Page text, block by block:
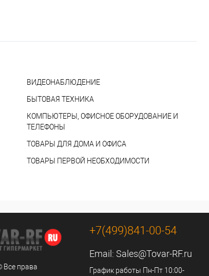
ВИДЕОНАБЛЮДЕНИЕ
БЫТОВАЯ ТЕХНИКА
КОМПЬЮТЕРЫ, ОФИСНОЕ ОБОРУДОВАНИЕ И
ТЕЛЕФОНЫ
ТОВАРЫ ДЛЯ ДОМА И ОФИСА
ТОВАРЫ ПЕРВОЙ НЕОБХОДИМОСТИ
Все права
+7(499)841-00-54
Email: Sales@Tovar-RF.ru
График работы Пн-Пт 10:00-